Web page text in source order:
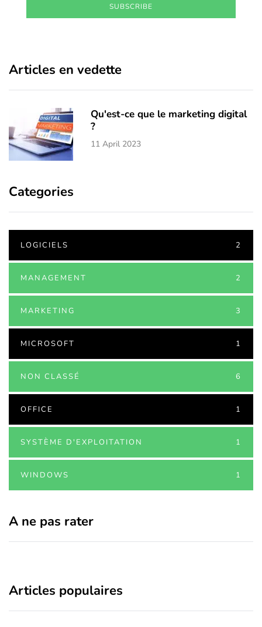
SUBSCRIBE
Articles en vedette
Qu'est-ce que le marketing digital
?
11 April 2023
Categories
LOGICIELS 2
MANAGEMENT 2
MARKETING 3
MICROSOFT 1
NON CLASSÉ 6
OFFICE 1
SYSTÈME D'EXPLOITATION 1
WINDOWS 1
A ne pas rater
Articles populaires